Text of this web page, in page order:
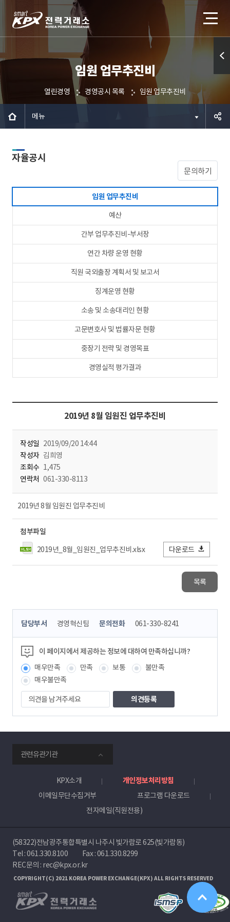
임원 업무추진비
열린경영 경영공시 목록 임원 업무추진비
메뉴
기
문의하기
자율공시
임원 업무추진비
예산
간부 업무추진비-부서장
연간 차량 운영 현황
직원 국외출장 계획서 및 보고서
징계운영 현황
소송 및 소송대리인 현황
고문변호사 및 법률자문 현황
중장기 전략 및 경영목표
경영실적 평가결과
2019년 8월 임원진 업무추진비
작성일 2019/09/20 14:44
작성자 김희영
조회수 1,475
연락처 061-330-8113
2019년 8월 임원진 업무추진비
첨부파일
2019년_8월_임원진_업무추진비.xlsx
다운로드
목록
콘
츠
정
보
책
임
자
담당부서 경영혁신팀 문의전화 061-330-8241
이 페이지에서 제공하는 정보에 대하여 만족하십니까?
매우만족
만족 보통
불만족
매우불만족
의
견
을
겨
주
세
요
관련유관기관
KPX소개
개인정보처리방침
이메일무단수집거부
프로그램 다운로드
전자메일(직원전용)
(58322)전남광주통합특별시 나주시 빛가람로 625(빛가람동)
Tel :061.330.8100
Fax : 061.330.8299
REC문의 : rec@kpx.or.kr
COPYRIGHT(C) 2021 KOREA POWER EXCHANGE(KPX) ALL RIGHTS RESERVED